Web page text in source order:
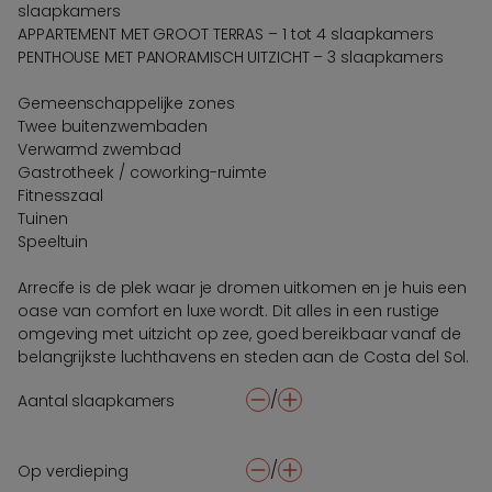
slaapkamers
APPARTEMENT MET GROOT TERRAS – 1 tot 4 slaapkamers
PENTHOUSE MET PANORAMISCH UITZICHT – 3 slaapkamers
Gemeenschappelijke zones
Twee buitenzwembaden
Verwarmd zwembad
Gastrotheek / coworking-ruimte
Fitnesszaal
Tuinen
Speeltuin
Arrecife is de plek waar je dromen uitkomen en je huis een
oase van comfort en luxe wordt. Dit alles in een rustige
omgeving met uitzicht op zee, goed bereikbaar vanaf de
belangrijkste luchthavens en steden aan de Costa del Sol.
Aantal slaapkamers
-/ +
Op verdieping -/ +